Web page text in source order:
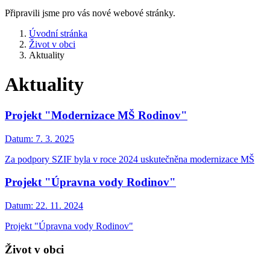
Připravili jsme pro vás nové webové stránky.
Úvodní stránka
Život v obci
Aktuality
Aktuality
Projekt "Modernizace MŠ Rodinov"
Datum: 7. 3. 2025
Za podpory SZIF byla v roce 2024 uskutečněna modernizace MŠ
Projekt "Úpravna vody Rodinov"
Datum: 22. 11. 2024
Projekt "Úpravna vody Rodinov"
Život v obci